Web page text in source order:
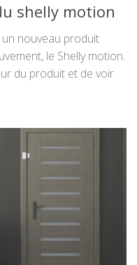
shelly motion
nouveau produit
le Shelly motion.
du produit et de voir